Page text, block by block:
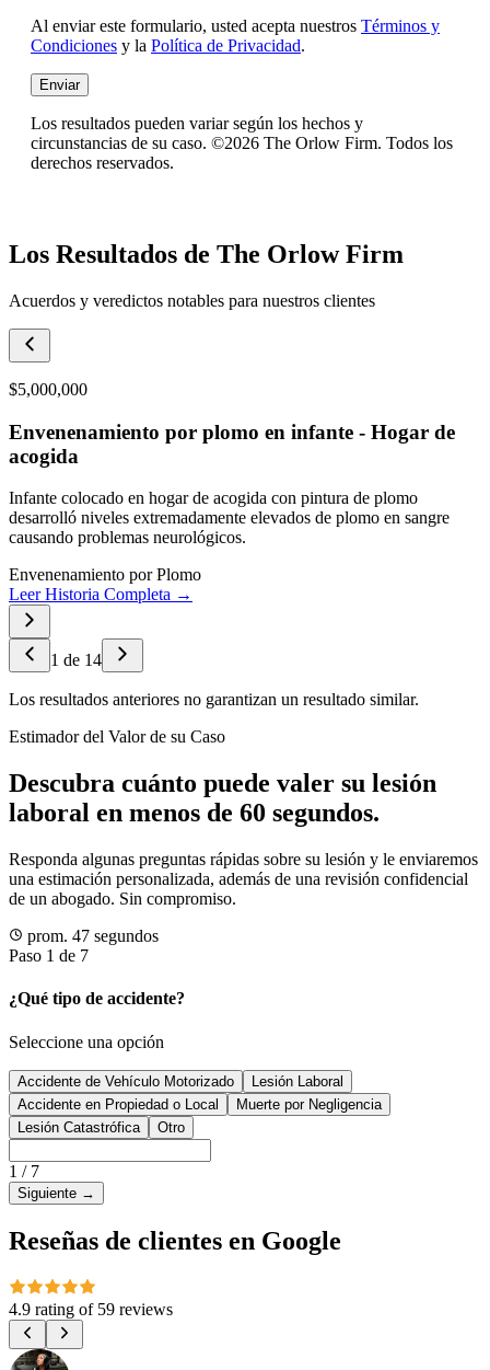
Al enviar este formulario, usted acepta nuestros Términos y
Condiciones y la Política de Privacidad.
Enviar
Los resultados pueden variar según los hechos y
circunstancias de su caso. ©2026 The Orlow Firm. Todos los
derechos reservados.
Los Resultados de The Orlow Firm
Acuerdos y veredictos notables para nuestros clientes
$5,000,000
Envenenamiento por plomo en infante - Hogar de
acogida
Infante colocado en hogar de acogida con pintura de plomo
desarrolló niveles extremadamente elevados de plomo en sangre
causando problemas neurológicos.
Envenenamiento por Plomo
Leer Historia Completa →
1 de 14
Los resultados anteriores no garantizan un resultado similar.
Estimador del Valor de su Caso
Descubra cuánto puede valer su lesión
laboral en menos de 60 segundos.
Responda algunas preguntas rápidas sobre su lesión y le enviaremos
una estimación personalizada, además de una revisión confidencial
de un abogado. Sin compromiso.
prom. 47 segundos
Paso 1 de 7
¿Qué tipo de accidente?
Seleccione una opción
Accidente de Vehículo Motorizado
Lesión Laboral
Accidente en Propiedad o Local
Muerte por Negligencia
Lesión Catastrófica
Otro
1 / 7
Siguiente →
Reseñas de clientes en Google
4.9 rating of 59 reviews